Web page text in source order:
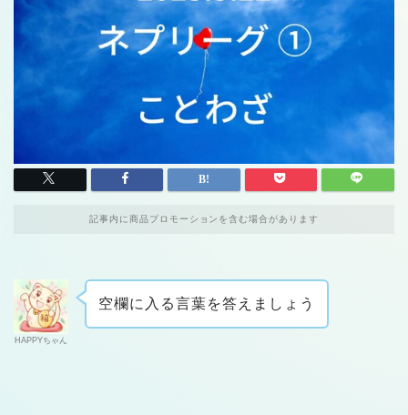
記事内に商品プロモーションを含む場合があります
HAPPYちゃん
空欄に入る言葉を答えましょう